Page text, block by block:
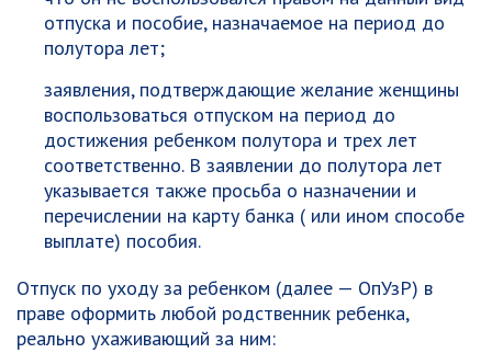
отпуска и пособие, назначаемое на период до
полутора лет;
заявления, подтверждающие желание женщины
воспользоваться отпуском на период до
достижения ребенком полутора и трех лет
соответственно. В заявлении до полутора лет
указывается также просьба о назначении и
перечислении на карту банка ( или ином способе
выплате) пособия.
Отпуск по уходу за ребенком (далее — ОпУзР) в
праве оформить любой родственник ребенка,
реально ухаживающий за ним: